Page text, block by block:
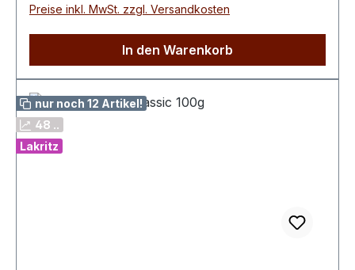
Preise inkl. MwSt. zzgl. Versandkosten
In den Warenkorb
nur noch 12 Artikel!
48 ..
Lakritz